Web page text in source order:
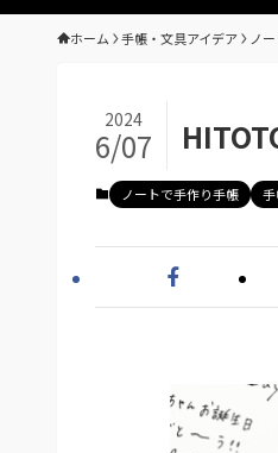
ホーム 手帳・文具アイデア ノ
2024
6/07
ノートで手作り手帳